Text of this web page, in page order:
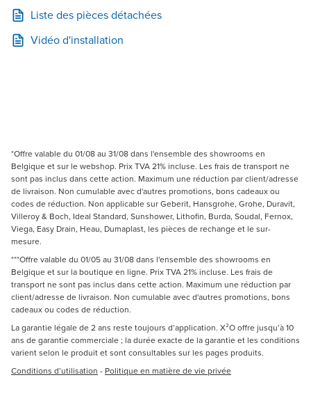
Liste des pièces détachées
Vidéo d'installation
*Offre valable du 01/08 au 31/08 dans l'ensemble des showrooms en
Belgique et sur le webshop. Prix TVA 21% incluse. Les frais de transport ne
sont pas inclus dans cette action. Maximum une réduction par client/adresse
de livraison. Non cumulable avec d'autres promotions, bons cadeaux ou
codes de réduction. Non applicable sur Geberit, Hansgrohe, Grohe, Duravit,
Villeroy & Boch, Ideal Standard, Sunshower, Lithofin, Burda, Soudal, Fernox,
Viega, Easy Drain, Heau, Dumaplast, les pièces de rechange et le sur-
mesure.
***Offre valable du 01/05 au 31/08 dans l'ensemble des showrooms en
Belgique et sur la boutique en ligne. Prix TVA 21% incluse. Les frais de
transport ne sont pas inclus dans cette action. Maximum une réduction par
client/adresse de livraison. Non cumulable avec d'autres promotions, bons
cadeaux ou codes de réduction.
La garantie légale de 2 ans reste toujours d’application. X²O offre jusqu’à 10
ans de garantie commerciale ; la durée exacte de la garantie et les conditions
varient selon le produit et sont consultables sur les pages produits.
Conditions d’utilisation - Politique en matière de vie privée